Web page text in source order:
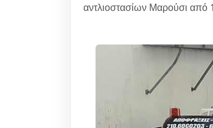
αντλιοστασίων Μαρούσι από